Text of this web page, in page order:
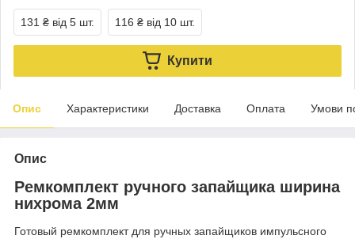
131 ₴ від 5 шт. 116 ₴ від 10 шт.
Купити
Опис Характеристики Доставка Оплата Умови
Опис
Ремкомплект ручного запайщика ширина
нихрома 2мм
Готовый ремкомплект для ручных запайщиков импульсного